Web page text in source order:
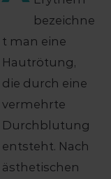
bezeichne
t man eine
Hautrötung,
die durch eine
vermehrte
Durchblutung
entsteht. Nach
ästhetischen